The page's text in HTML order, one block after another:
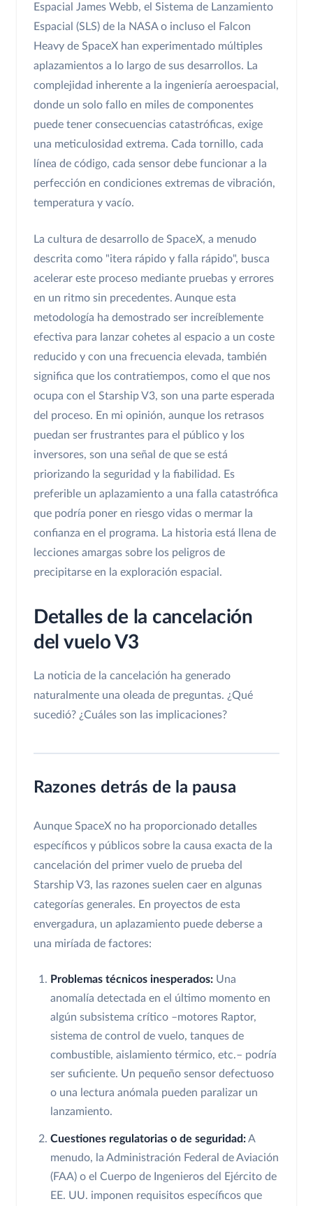
Espacial James Webb, el Sistema de Lanzamiento
Espacial (SLS) de la NASA o incluso el Falcon
Heavy de SpaceX han experimentado múltiples
aplazamientos a lo largo de sus desarrollos. La
complejidad inherente a la ingeniería aeroespacial,
donde un solo fallo en miles de componentes
puede tener consecuencias catastróficas, exige
una meticulosidad extrema. Cada tornillo, cada
línea de código, cada sensor debe funcionar a la
perfección en condiciones extremas de vibración,
temperatura y vacío.
La cultura de desarrollo de SpaceX, a menudo
descrita como "itera rápido y falla rápido", busca
acelerar este proceso mediante pruebas y errores
en un ritmo sin precedentes. Aunque esta
metodología ha demostrado ser increíblemente
efectiva para lanzar cohetes al espacio a un coste
reducido y con una frecuencia elevada, también
significa que los contratiempos, como el que nos
ocupa con el Starship V3, son una parte esperada
del proceso. En mi opinión, aunque los retrasos
puedan ser frustrantes para el público y los
inversores, son una señal de que se está
priorizando la seguridad y la fiabilidad. Es
preferible un aplazamiento a una falla catastrófica
que podría poner en riesgo vidas o mermar la
confianza en el programa. La historia está llena de
lecciones amargas sobre los peligros de
precipitarse en la exploración espacial.
Detalles de la cancelación
del vuelo V3
La noticia de la cancelación ha generado
naturalmente una oleada de preguntas. ¿Qué
sucedió? ¿Cuáles son las implicaciones?
Razones detrás de la pausa
Aunque SpaceX no ha proporcionado detalles
específicos y públicos sobre la causa exacta de la
cancelación del primer vuelo de prueba del
Starship V3, las razones suelen caer en algunas
categorías generales. En proyectos de esta
envergadura, un aplazamiento puede deberse a
una miríada de factores:
Problemas técnicos inesperados: Una
anomalía detectada en el último momento en
algún subsistema crítico –motores Raptor,
sistema de control de vuelo, tanques de
combustible, aislamiento térmico, etc.– podría
ser suficiente. Un pequeño sensor defectuoso
o una lectura anómala pueden paralizar un
lanzamiento.
Cuestiones regulatorias o de seguridad:A
menudo, la Administración Federal de Aviación
(FAA) o el Cuerpo de Ingenieros del Ejército de
EE. UU. imponen requisitos específicos que